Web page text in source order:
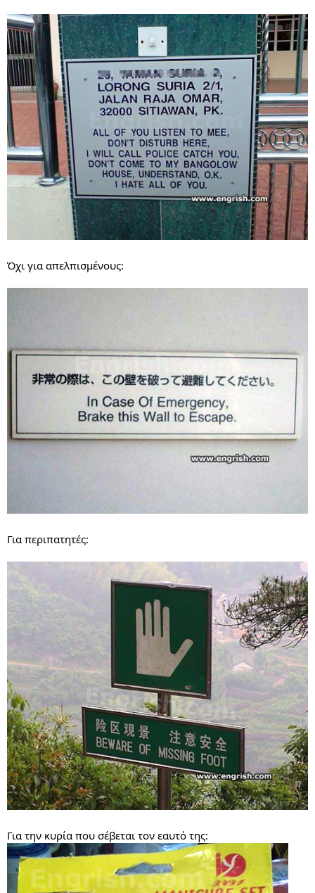
Όχι για απελπισμένους:
Για περιπατητές:
Για την κυρία που σέβεται τον εαυτό της: